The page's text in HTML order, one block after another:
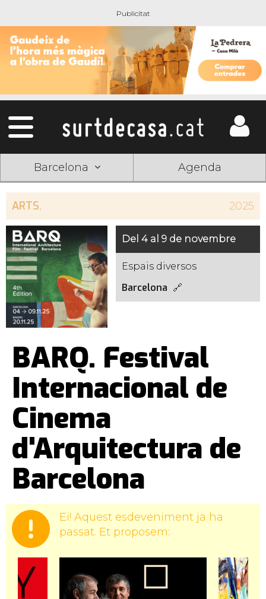
Barcelona Agenda
ARTS, 2025
Del 4 al 9 de novembre
Espais diversos
Barcelona
BARQ. Festival
Internacional de
Cinema
d'Arquitectura de
Barcelona
Ei! Aquest esdeveniment ja ha
passat. Et proposem: